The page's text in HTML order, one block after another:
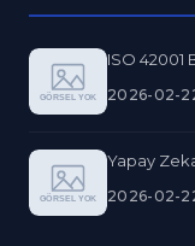
ISO 42001
2026-02-
Yapay
2026-02-